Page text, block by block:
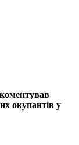
окупантів у